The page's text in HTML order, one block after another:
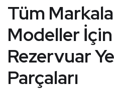
Tüm
Modeller
Rezervuar
Parçaları